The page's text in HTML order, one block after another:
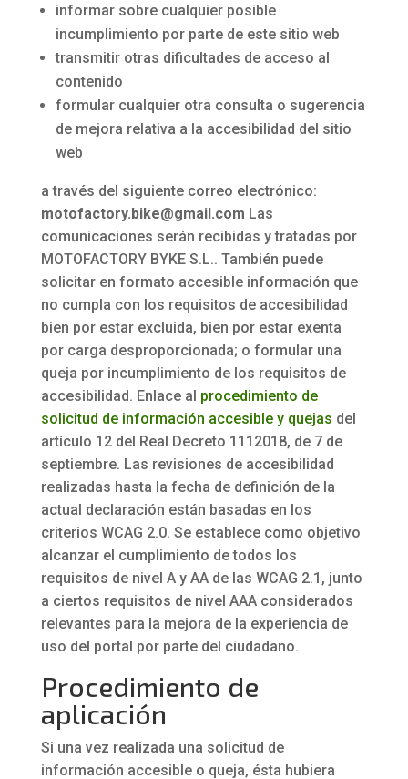
informar sobre cualquier posible
incumplimiento por parte de este sitio web
transmitir otras dificultades de acceso al
contenido
formular cualquier otra consulta o sugerencia
de mejora relativa a la accesibilidad del sitio
web
a través del siguiente correo electrónico:
motofactory.bike@gmail.com Las
comunicaciones serán recibidas y tratadas por
MOTOFACTORY BYKE S.L.. También puede
solicitar en formato accesible información que
no cumpla con los requisitos de accesibilidad
bien por estar excluida, bien por estar exenta
por carga desproporcionada; o formular una
queja por incumplimiento de los requisitos de
accesibilidad. Enlace al procedimiento de
solicitud de información accesible y quejas del
artículo 12 del Real Decreto 1112018, de 7 de
septiembre. Las revisiones de accesibilidad
realizadas hasta la fecha de definición de la
actual declaración están basadas en los
criterios WCAG 2.0. Se establece como objetivo
alcanzar el cumplimiento de todos los
requisitos de nivel A y AA de las WCAG 2.1, junto
a ciertos requisitos de nivel AAA considerados
relevantes para la mejora de la experiencia de
uso del portal por parte del ciudadano.
Procedimiento de
aplicación
Si una vez realizada una solicitud de
información accesible o queja, ésta hubiera